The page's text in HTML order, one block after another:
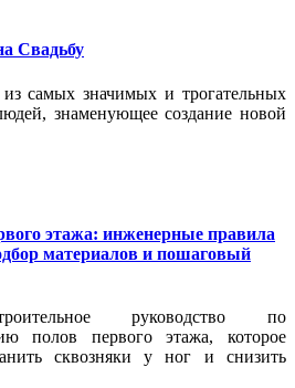
Свадьбу
самых значимых и трогательных
знаменующее создание новой
этажа: инженерные правила
материалов и пошаговый
руководство по
полов первого этажа, которое
сквозняки у ног и снизить